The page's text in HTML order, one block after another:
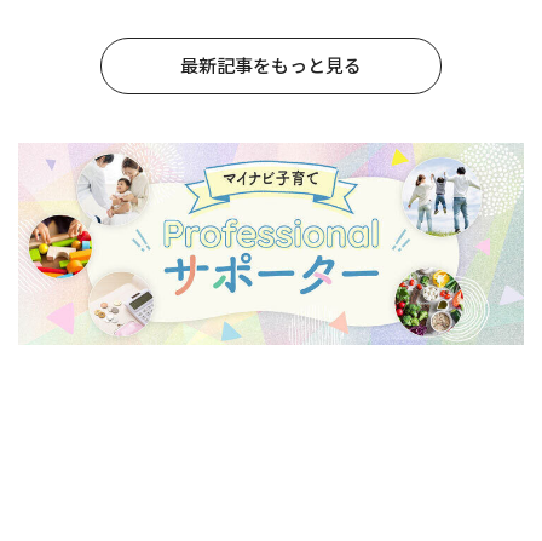
最新記事をもっと見る